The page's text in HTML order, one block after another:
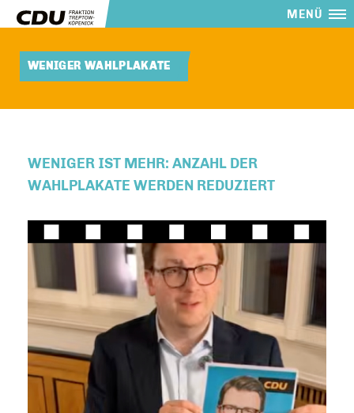
MENÜ
WENIGER WAHLPLAKATE
WENIGER IST MEHR: ANZAHL DER
WAHLPLAKATE WERDEN REDUZIERT